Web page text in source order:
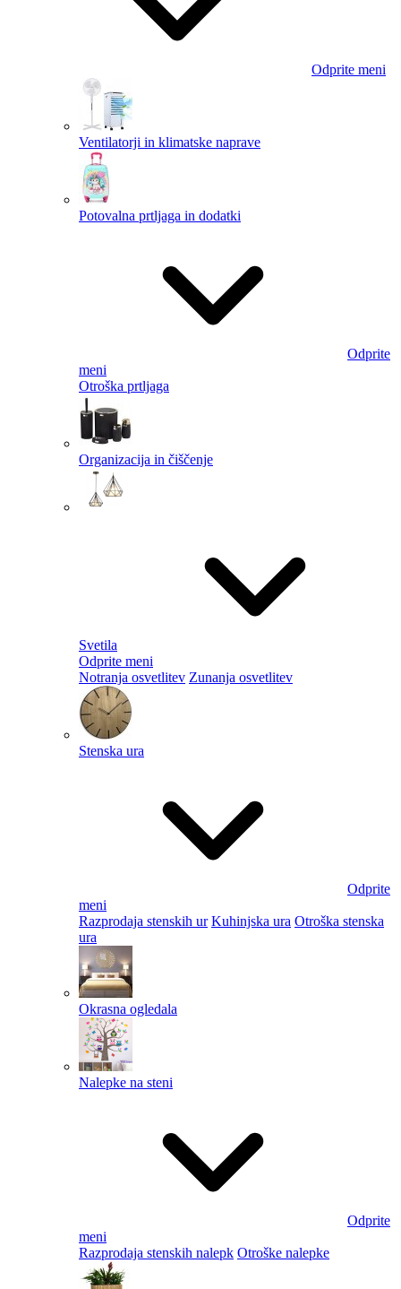
Odprite meni
Ventilatorji in klimatske naprave
Potovalna prtljaga in dodatki
Odprite
meni
Otroška prtljaga
Organizacija in čiščenje
Svetila
Odprite meni
Notranja osvetlitev Zunanja osvetlitev
Stenska ura
Odprite
meni
Razprodaja stenskih ur Kuhinjska ura Otroška stenska
ura
Okrasna ogledala
Nalepke na steni
Odprite
meni
Razprodaja stenskih nalepk Otroške nalepke